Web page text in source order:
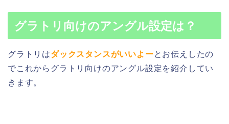
グラトリ向けのアングル設定は？
グラトリはダックスタンスがいいよーとお伝えしたの
でこれからグラトリ向けのアングル設定を紹介してい
きます。